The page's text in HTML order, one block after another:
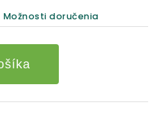
Možnosti doručenia